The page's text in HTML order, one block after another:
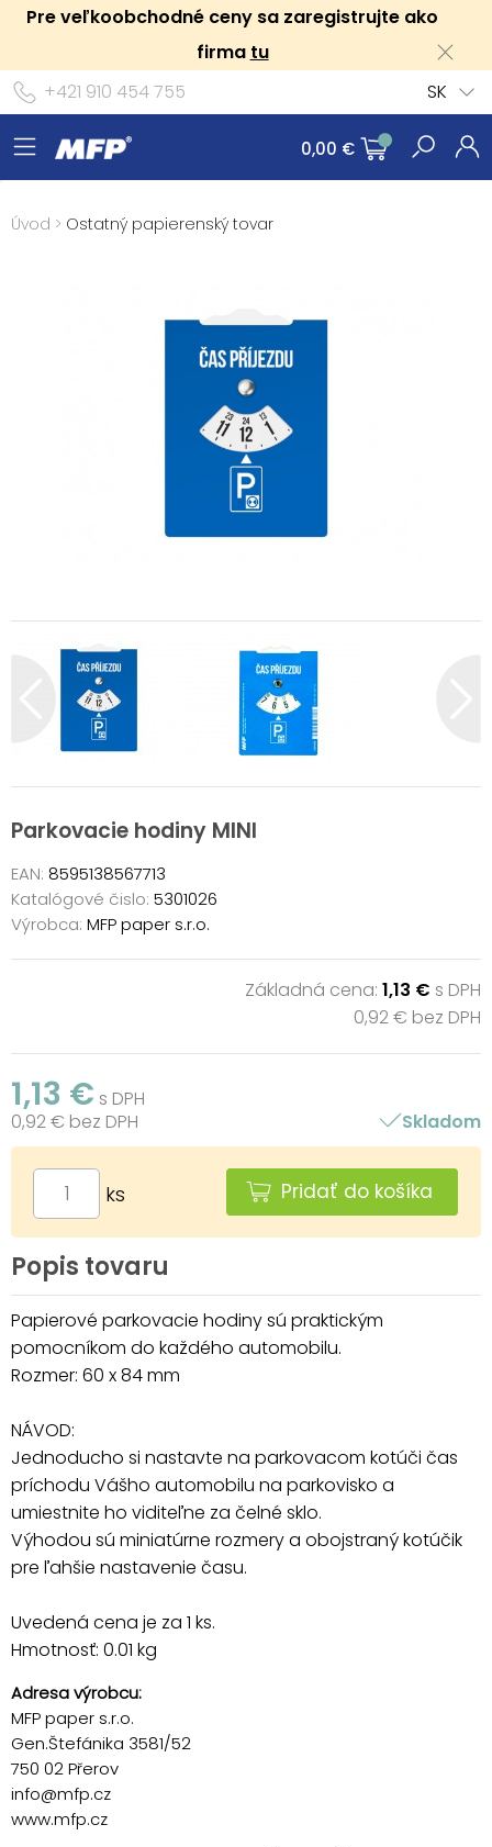
Pre veľkoobchodné ceny sa zaregistrujte ako
firma tu
+421 910 454 755
SK
0,00 €
Úvod > Ostatný papierenský tovar
Parkovacie hodiny MINI
EAN: 8595138567713
Katalógové čislo: 5301026
Výrobca: MFP paper s.r.o.
Základná cena: 1,13 € s DPH
0,92 € bez DPH
1,13 € s DPH
0,92 € bez DPH
Skladom
ks Pridať do košíka
Popis tovaru
Papierové parkovacie hodiny sú praktickým
pomocníkom do každého automobilu.
Rozmer: 60 x 84 mm
NÁVOD:
Jednoducho si nastavte na parkovacom kotúči čas
príchodu Vášho automobilu na parkovisko a
umiestnite ho viditeľne za čelné sklo.
Výhodou sú miniatúrne rozmery a obojstraný kotúčik
pre ľahšie nastavenie času.
Uvedená cena je za 1 ks.
Hmotnosť: 0.01 kg
Adresa výrobcu:
MFP paper s.r.o.
Gen.Štefánika 3581/52
750 02 Přerov
info@mfp.cz
www.mfp.cz